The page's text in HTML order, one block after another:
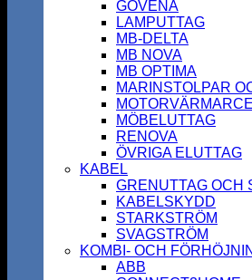
GOVENA
LAMPUTTAG
MB-DELTA
MB NOVA
MB OPTIMA
MARINSTOLPAR
MÖBELUTTAG
RENOVA
ÖVRIGA ELUTTAG
KABEL
GRENUTTAG OCH
KABELSKYDD
STARKSTRÖM
SVAGSTRÖM
KOMBI- OCH
ABB